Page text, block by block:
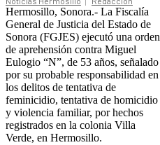
Hermosillo, Sonora.- La Fiscalía
General de Justicia del Estado de
Sonora (FGJES) ejecutó una orden
de aprehensión contra Miguel
Eulogio “N”, de 53 años, señalado
por su probable responsabilidad en
los delitos de tentativa de
feminicidio, tentativa de homicidio
y violencia familiar, por hechos
registrados en la colonia Villa
Verde, en Hermosillo.